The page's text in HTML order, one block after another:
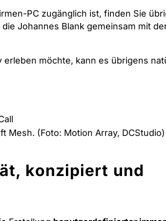
PC zugänglich ist, finden Sie
die Johannes Blank gemeinsam mit
möchte, kann es übrigens
Mesh. (Foto: Motion Array, DCStudio)
konzipiert und